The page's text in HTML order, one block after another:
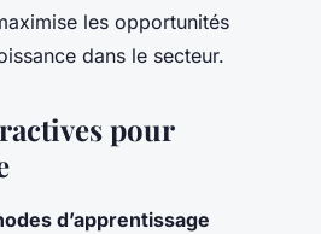
les opportunités
dans le secteur.
pour
d’apprentissage